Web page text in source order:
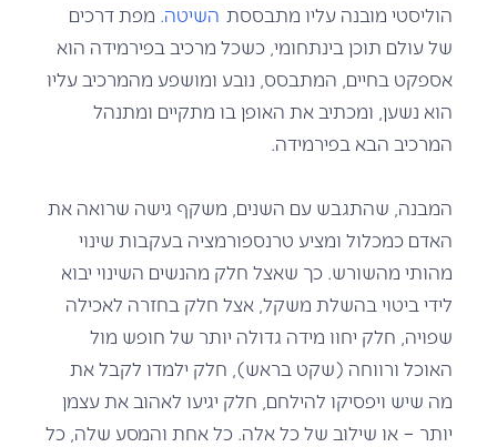
הוליסטי מובנה עליו מתבססת השיטה. מפת דרכים
של עולם תוכן בינתחומי, כשכל מרכיב בפירמידה הוא
אספקט בחיים, המתבסס, נובע ומושפע מהמרכיב עליו
הוא נשען, ומכתיב את האופן בו מתקיים ומתנהל
המרכיב הבא בפירמידה.
המבנה, שהתגבש עם השנים, משקף גישה שרואה את
האדם כמכלול ומציע טרנספורמציה בעקבות שינוי
מהותי מהשורש. כך שאצל חלק מהנשים השינוי יבוא
לידי ביטוי בהשלת משקל, אצל חלק בחזרה לאכילה
שפויה, חלק יחוו מידה גדולה יותר של חופש מול
האוכל ורווחה (שקט בראש), חלק ילמדו לקבל את
מה שיש ויפסיקו להילחם, חלק יגיעו לאהוב את עצמן
יותר – או שילוב של כל אלה. כל אחת והמסע שלה, כל